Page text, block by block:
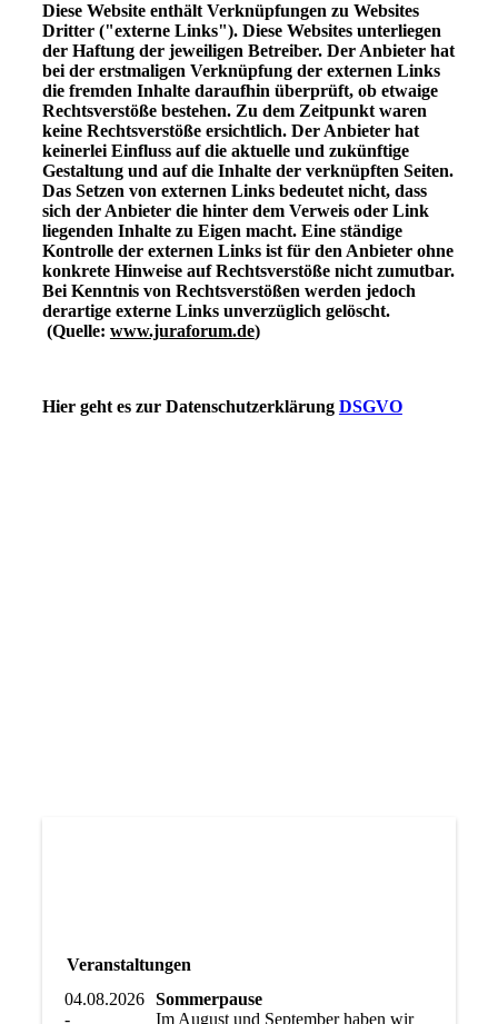
Diese Website enthält Verknüpfungen zu Websites
Dritter ("externe Links"). Diese Websites unterliegen
der Haftung der jeweiligen Betreiber. Der Anbieter hat
bei der erstmaligen Verknüpfung der externen Links
die fremden Inhalte daraufhin überprüft, ob etwaige
Rechtsverstöße bestehen. Zu dem Zeitpunkt waren
keine Rechtsverstöße ersichtlich. Der Anbieter hat
keinerlei Einfluss auf die aktuelle und zukünftige
Gestaltung und auf die Inhalte der verknüpften Seiten.
Das Setzen von externen Links bedeutet nicht, dass
sich der Anbieter die hinter dem Verweis oder Link
liegenden Inhalte zu Eigen macht. Eine ständige
Kontrolle der externen Links ist für den Anbieter ohne
konkrete Hinweise auf Rechtsverstöße nicht zumutbar.
Bei Kenntnis von Rechtsverstößen werden jedoch
derartige externe Links unverzüglich gelöscht.
(Quelle: www.juraforum.de)
Hier geht es zur Datenschutzerklärung DSGVO
Veranstaltungen
04.08.2026
-
Sommerpause
Im August und September haben wir